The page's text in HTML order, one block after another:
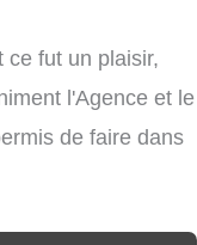
ce fut un plaisir,
l'Agence et le
de faire dans